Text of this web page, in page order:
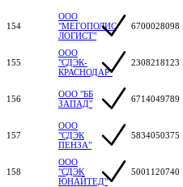
154
ООО
"МЕГОПОЛИС
ЛОГИСТ"
6700028098
155
ООО
"СДЭК-
КРАСНОДАР"
2308218123
156
ООО "ББ
ЗАПАД"
6714049789
157
ООО
"СДЭК
ПЕНЗА"
5834050375
158
ООО
"СДЭК
ЮНАЙТЕД"
5001120740